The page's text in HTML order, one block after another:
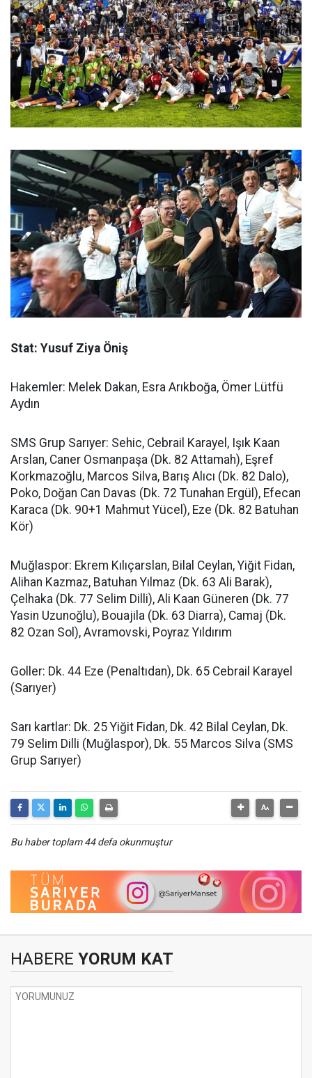
Stat: Yusuf Ziya Öniş
Hakemler: Melek Dakan, Esra Arıkboğa, Ömer Lütfü
Aydın
SMS Grup Sarıyer: Sehic, Cebrail Karayel, Işık Kaan
Arslan, Caner Osmanpaşa (Dk. 82 Attamah), Eşref
Korkmazoğlu, Marcos Silva, Barış Alıcı (Dk. 82 Dalo),
Poko, Doğan Can Davas (Dk. 72 Tunahan Ergül), Efecan
Karaca (Dk. 90+1 Mahmut Yücel), Eze (Dk. 82 Batuhan
Kör)
Muğlaspor: Ekrem Kılıçarslan, Bilal Ceylan, Yiğit Fidan,
Alihan Kazmaz, Batuhan Yılmaz (Dk. 63 Ali Barak),
Çelhaka (Dk. 77 Selim Dilli), Ali Kaan Güneren (Dk. 77
Yasin Uzunoğlu), Bouajila (Dk. 63 Diarra), Camaj (Dk.
82 Ozan Sol), Avramovski, Poyraz Yıldırım
Goller: Dk. 44 Eze (Penaltıdan), Dk. 65 Cebrail Karayel
(Sarıyer)
Sarı kartlar: Dk. 25 Yiğit Fidan, Dk. 42 Bilal Ceylan, Dk.
79 Selim Dilli (Muğlaspor), Dk. 55 Marcos Silva (SMS
Grup Sarıyer)
Bu haber toplam 44 defa okunmuştur
HABERE YORUM KAT